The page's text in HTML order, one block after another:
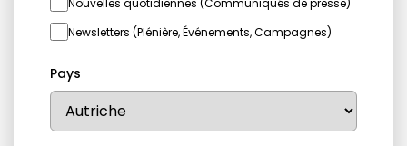
Nouvelles quotidiennes (Communiqués de presse)
Newsletters (Plénière, Événements, Campagnes)
Pays